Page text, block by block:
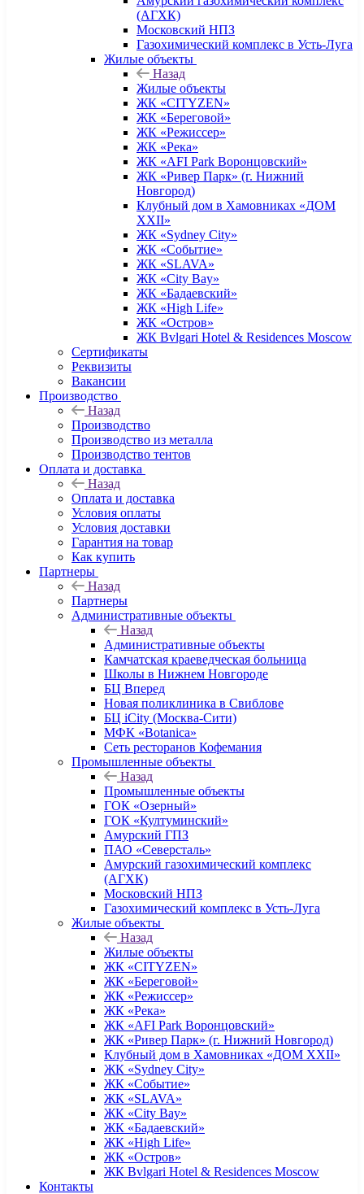
(АГХК)
Московский НПЗ
Газохимический комплекс в Усть-Луга
Жилые объекты
Назад
Жилые объекты
ЖК «CITYZEN»
ЖК «Береговой»
ЖК «Режиссер»
ЖК «Река»
ЖК «AFI Park Воронцовский»
ЖК «Ривер Парк» (г. Нижний
Новгород)
Клубный дом в Хамовниках «ДОМ
XXII»
ЖК «Sydney City»
ЖК «Событие»
ЖК «SLAVA»
ЖК «City Bay»
ЖК «Бадаевский»
ЖК «High Life»
ЖК «Остров»
ЖК Bvlgari Hotel & Residences Moscow
Сертификаты
Реквизиты
Вакансии
Производство
Назад
Производство
Производство из металла
Производство тентов
Оплата и доставка
Назад
Оплата и доставка
Условия оплаты
Условия доставки
Гарантия на товар
Как купить
Партнеры
Назад
Партнеры
Административные объекты
Назад
Административные объекты
Камчатская краеведческая больница
Школы в Нижнем Новгороде
БЦ Вперед
Новая поликлиника в Свиблове
БЦ iCity (Москва-Сити)
МФК «Botanica»
Сеть ресторанов Кофемания
Промышленные объекты
Назад
Промышленные объекты
ГОК «Озерный»
ГОК «Култуминский»
Амурский ГПЗ
ПАО «Северсталь»
Амурский газохимический комплекс
(АГХК)
Московский НПЗ
Газохимический комплекс в Усть-Луга
Жилые объекты
Назад
Жилые объекты
ЖК «CITYZEN»
ЖК «Береговой»
ЖК «Режиссер»
ЖК «Река»
ЖК «AFI Park Воронцовский»
ЖК «Ривер Парк» (г. Нижний Новгород)
Клубный дом в Хамовниках «ДОМ XXII»
ЖК «Sydney City»
ЖК «Событие»
ЖК «SLAVA»
ЖК «City Bay»
ЖК «Бадаевский»
ЖК «High Life»
ЖК «Остров»
ЖК Bvlgari Hotel & Residences Moscow
Контакты